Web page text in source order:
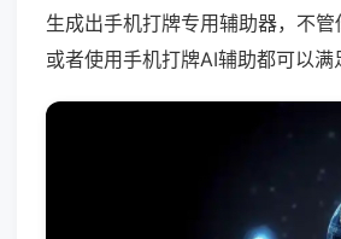
生成出手机打牌专用辅助器，不
或者使用手机打牌AI辅助都可以满